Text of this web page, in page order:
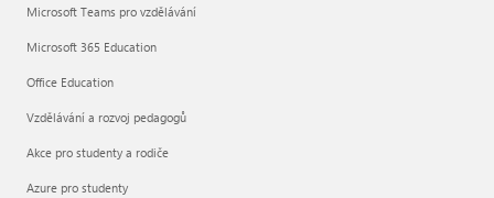
Microsoft Teams pro vzdělávání
Microsoft 365 Education
Office Education
Vzdělávání a rozvoj pedagogů
Akce pro studenty a rodiče
Azure pro studenty